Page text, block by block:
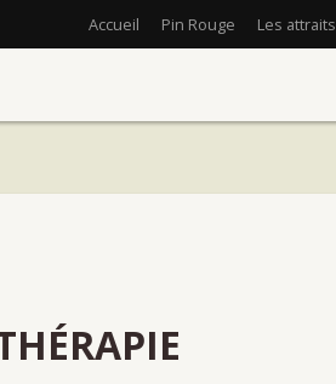
Accueil Pin Rouge Les attraits